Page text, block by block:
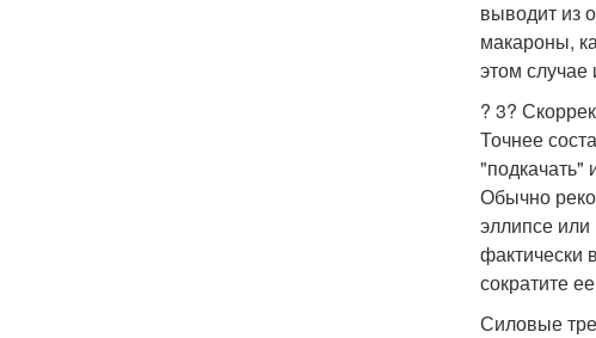
выводит из
макароны,
этом случае
? 3?
Точнее
"подкачать"
Обычно
эллипсе
фактически
сократите
Силовые